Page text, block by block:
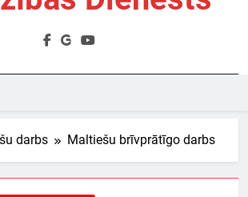
darbs Maltiešu brīvprātīgo darbs